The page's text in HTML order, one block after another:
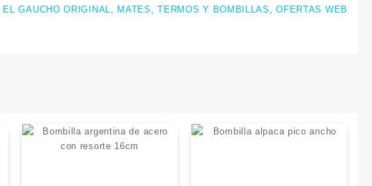
EL GAUCHO ORIGINAL, MATES, TERMOS Y BOMBILLAS ,OFERTAS WEB